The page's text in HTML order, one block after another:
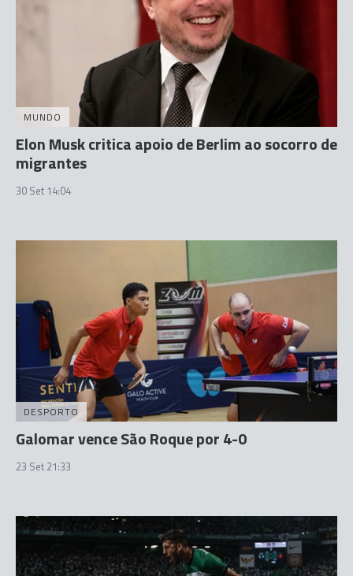
MUNDO
Elon Musk critica apoio de Berlim ao socorro de
migrantes
30 Set 14:04
DESPORTO
Galomar vence São Roque por 4-0
23 Set 21:33